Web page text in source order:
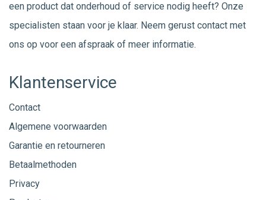
een product dat onderhoud of service nodig heeft? Onze
specialisten staan voor je klaar. Neem gerust contact met
ons op voor een afspraak of meer informatie.
Klantenservice
Contact
Algemene voorwaarden
Garantie en retourneren
Betaalmethoden
Privacy